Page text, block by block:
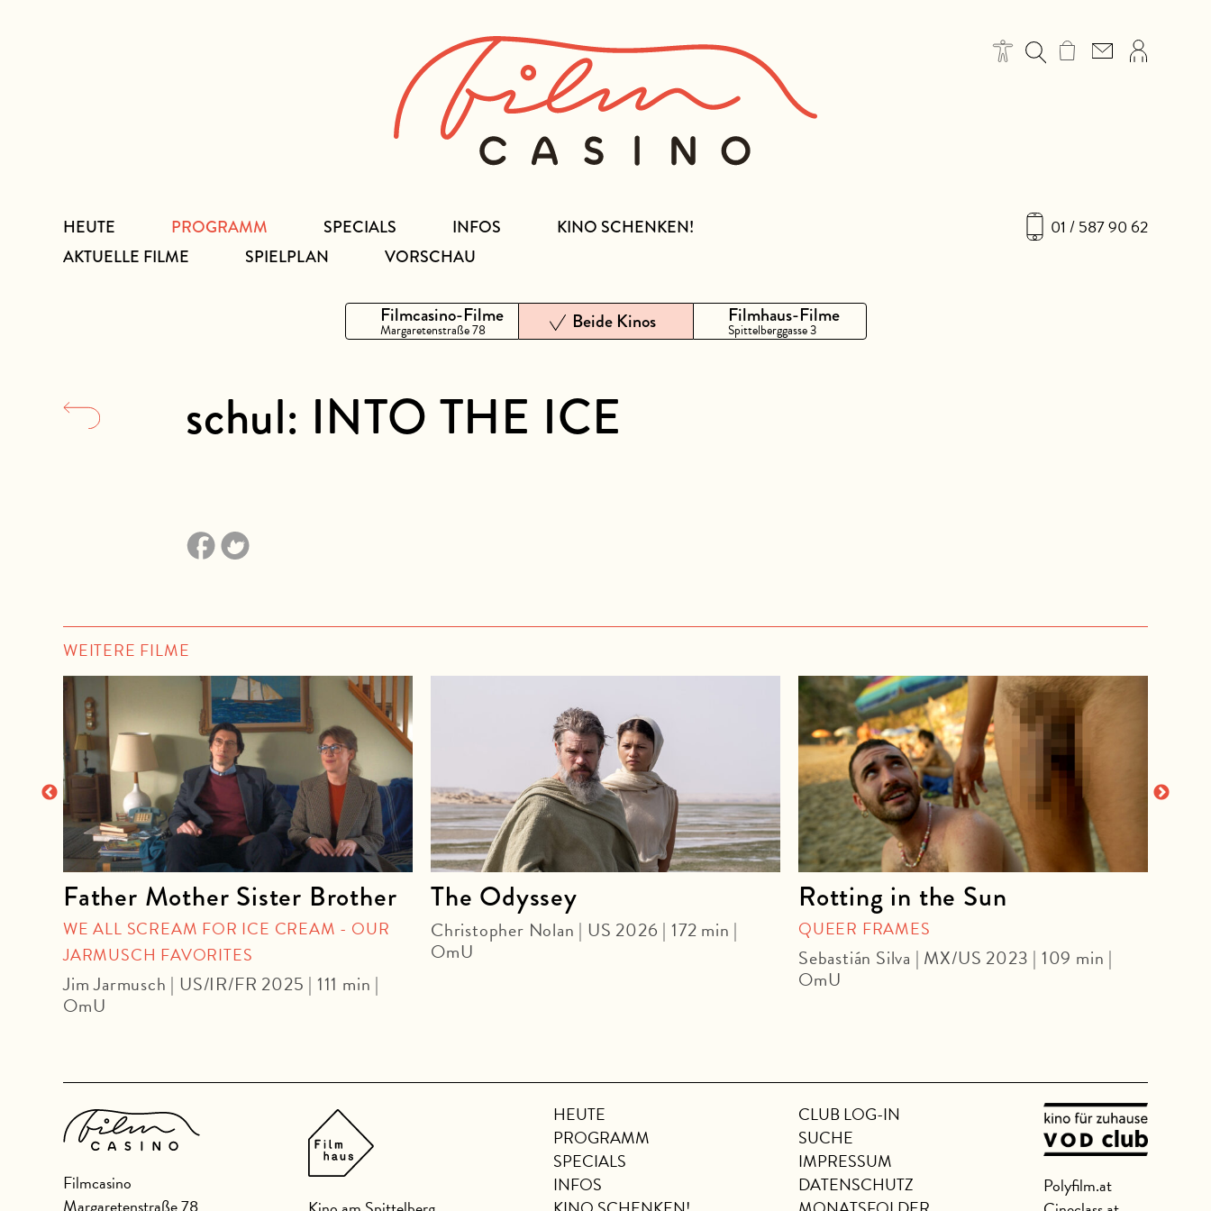
01 / 587 90 62
HEUTE
PROGRAMM
AKTUELLE FILME
SPIELPLAN VORSCHAU
SPECIALS INFOS KINO SCHENKEN!
Filmcasino-Filme
Margaretenstraße 78 Beide Kinos Filmhaus-Filme
Spittelberggasse 3
schul: INTO THE ICE
WEITERE FILME
Father Mother Sister Brother
WE ALL SCREAM FOR ICE CREAM - OUR
JARMUSCH FAVORITES
Jim Jarmusch | US/IR/FR 2025 | 111 min |
OmU
The Odyssey
Christopher Nolan | US 2026 | 172 min |
OmU
Rotting in the Sun
QUEER FRAMES
Sebastián Silva | MX/US 2023 | 109 min |
OmU
Filmcasino
HEUTE
PROGRAMM
SPECIALS
INFOS
CLUB LOG-IN
SUCHE
IMPRESSUM
DATENSCHUTZ
Polyfilm.at